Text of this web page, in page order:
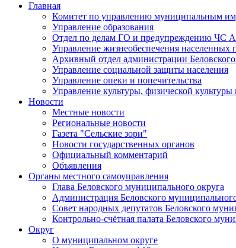
Главная
Комитет по управлению муниципальным
Управление образования
Отдел по делам ГО и предупреждению ЧС
Управление жизнеобеспечения населенных
Архивный отдел администрации
Управление социальной защиты населения
Управление опеки и попечительства
Управление культуры, физической
Новости
Местные новости
Региональные новости
Газета "Сельские зори"
Новости государственных органов
Официальный комментарий
Объявления
Органы местного самоуправления
Глава Беловского муниципального округа
Администрация Беловского
Совет народных депутатов Беловского
Контрольно-счётная палата Беловского
Округ
О муниципальном округе